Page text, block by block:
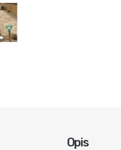
Opis